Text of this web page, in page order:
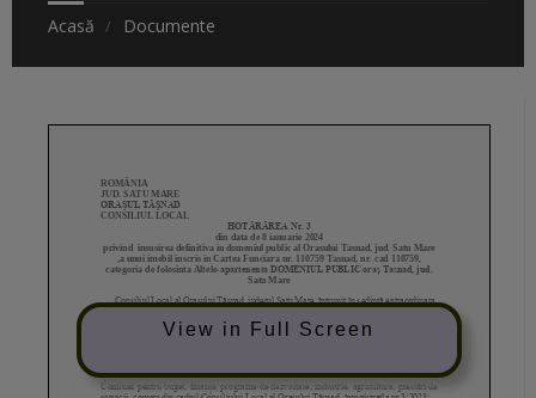
Acasă Documente
View in Full Screen